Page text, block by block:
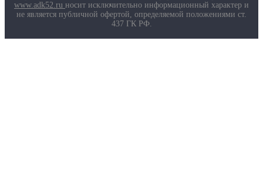
Маркировка противогазов
Основные ТР ТС, ГОСТ и ТУ
www.adk52.ru носит исключительно информационный характер и
не является публичной офертой, определяемой положениями ст.
437 ГК РФ.